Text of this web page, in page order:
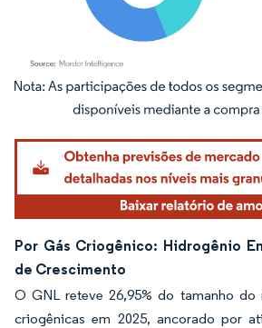
Imagem © Mordor Intelligence. O reuso requer
Por Gás Criogênico: Hidrogênio
de Crescimento
O GNL reteve 26,95% do tamanho do
criogênicas em 2025, ancorado por